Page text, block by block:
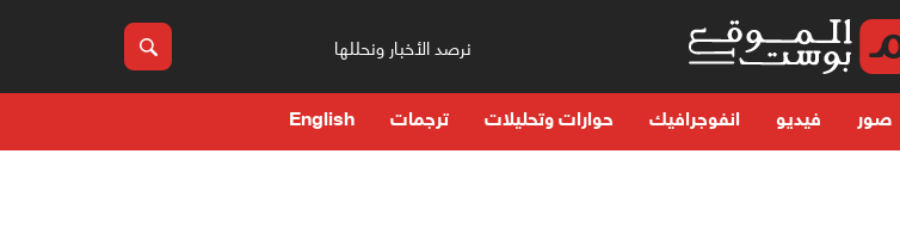
نرصد الأخبار ونحللها
صور فيديو انفوجرافيك حوارات وتحليلات ترجمات English